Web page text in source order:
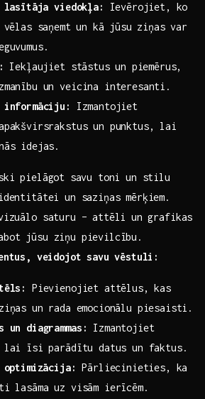
lasītāja viedokļa:
Ievērojiet, ko⁤
saņemt ⁢un kā⁤ jūsu ziņas var
Iekļaujiet stāstus un⁤ piemērus,
​un veicina interesanti.
Izmantojiet
un punktus, lai
idejas.
‌pielāgot⁣ savu toni un stilu
un saziņas mērķiem.⁢
saturu – attēli ⁢un grafikas
jūsu ziņu pievilcību.⁤
veidojot savu vēstuli:
‌Pievienojiet attēlus, kas
⁤un rada emocionālu piesaisti.
diagrammas:
Izmantojiet
lai‍ īsi parādītu datus un faktus.
Pārliecinieties, ka
uz visām ierīcēm.